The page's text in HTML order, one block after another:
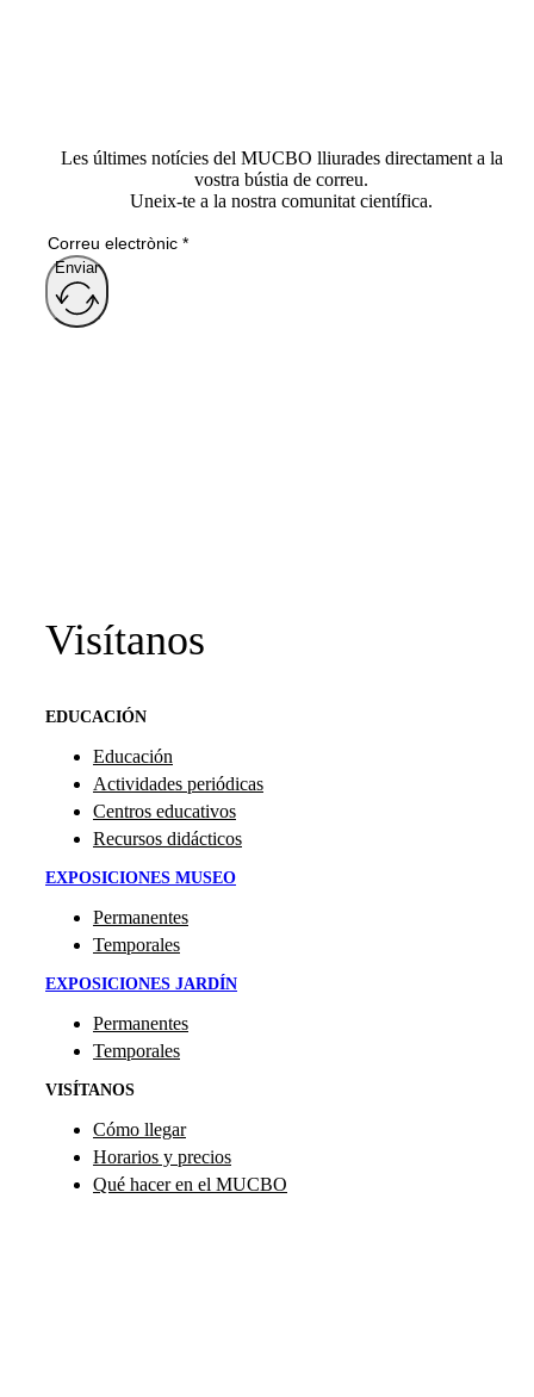
Les últimes notícies del MUCBO lliurades directament a la
vostra bústia de correu.
Uneix-te a la nostra comunitat científica.
Enviar
Visítanos
EDUCACIÓN
Educación
Actividades periódicas
Centros educativos
Recursos didácticos
EXPOSICIONES MUSEO
Permanentes
Temporales
EXPOSICIONES JARDÍN
Permanentes
Temporales
VISÍTANOS
Cómo llegar
Horarios y precios
Qué hacer en el MUCBO